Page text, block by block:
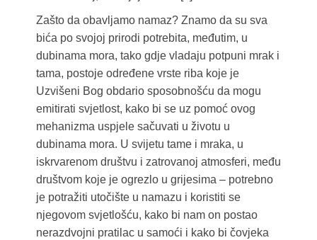
Zašto da obavljamo namaz? Znamo da su sva
bića po svojoj prirodi potrebita, međutim, u
dubinama mora, tako gdje vladaju potpuni mrak i
tama, postoje određene vrste riba koje je
Uzvišeni Bog obdario sposobnošću da mogu
emitirati svjetlost, kako bi se uz pomoć ovog
mehanizma uspjele sačuvati u životu u
dubinama mora. U svijetu tame i mraka, u
iskrvarenom društvu i zatrovanoj atmosferi, među
društvom koje je ogrezlo u grijesima – potrebno
je potražiti utočište u namazu i koristiti se
njegovom svjetlošću, kako bi nam on postao
nerazdvojni pratilac u samoći i kako bi čovjeka